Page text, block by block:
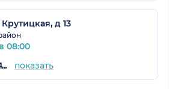
Рекомендую всем- кто еще не
д 13
08:00
+7 (986) 330-14-96 показать